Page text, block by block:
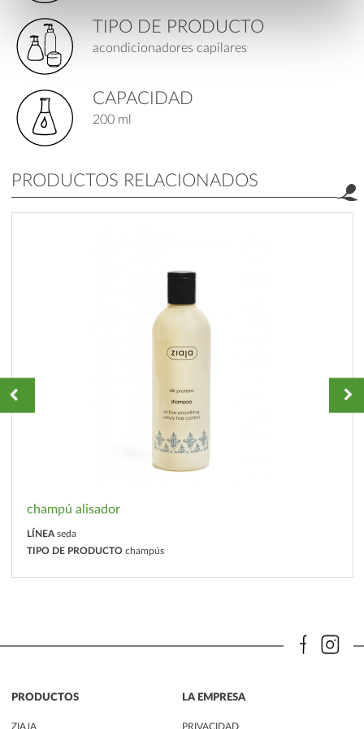
TIPO DE PRODUCTO
acondicionadores capilares
CAPACIDAD
200 ml
PRODUCTOS RELACIONADOS
champú alisador
LÍNEA seda
TIPO DE PRODUCTO champús
PRODUCTOS
ZIAJA
LA EMPRESA
PRIVACIDAD